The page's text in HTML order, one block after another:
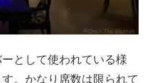
として使われている様
。かなり席数は限られて